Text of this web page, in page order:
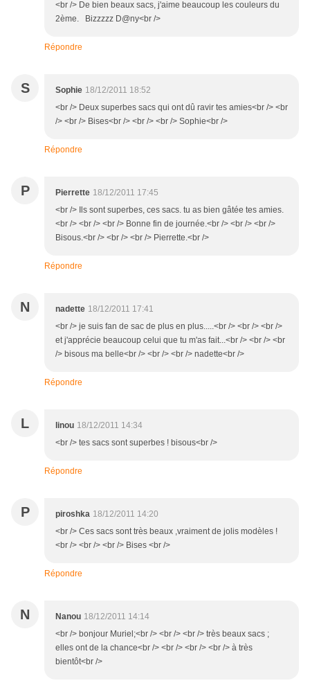
<br /> De bien beaux sacs, j'aime beaucoup les couleurs du
2ème. Bizzzzz D@ny<br />
Répondre
S Sophie 18/12/2011 18:52
<br /> Deux superbes sacs qui ont dû ravir tes amies<br /> <br
/> <br /> Bises<br /> <br /> <br /> Sophie<br />
Répondre
P Pierrette 18/12/2011 17:45
<br /> Ils sont superbes, ces sacs. tu as bien gâtée tes amies.
<br /> <br /> <br /> Bonne fin de journée.<br /> <br /> <br />
Bisous.<br /> <br /> <br /> Pierrette.<br />
Répondre
N nadette 18/12/2011 17:41
<br /> je suis fan de sac de plus en plus.....<br /> <br /> <br />
et j'apprécie beaucoup celui que tu m'as fait...<br /> <br /> <br
/> bisous ma belle<br /> <br /> <br /> nadette<br />
Répondre
L linou 18/12/2011 14:34
<br /> tes sacs sont superbes ! bisous<br />
Répondre
P piroshka 18/12/2011 14:20
<br /> Ces sacs sont très beaux ,vraiment de jolis modèles !
<br /> <br /> <br /> Bises <br />
Répondre
N Nanou 18/12/2011 14:14
<br /> bonjour Muriel;<br /> <br /> <br /> très beaux sacs ;
elles ont de la chance<br /> <br /> <br /> <br /> à très
bientôt<br />